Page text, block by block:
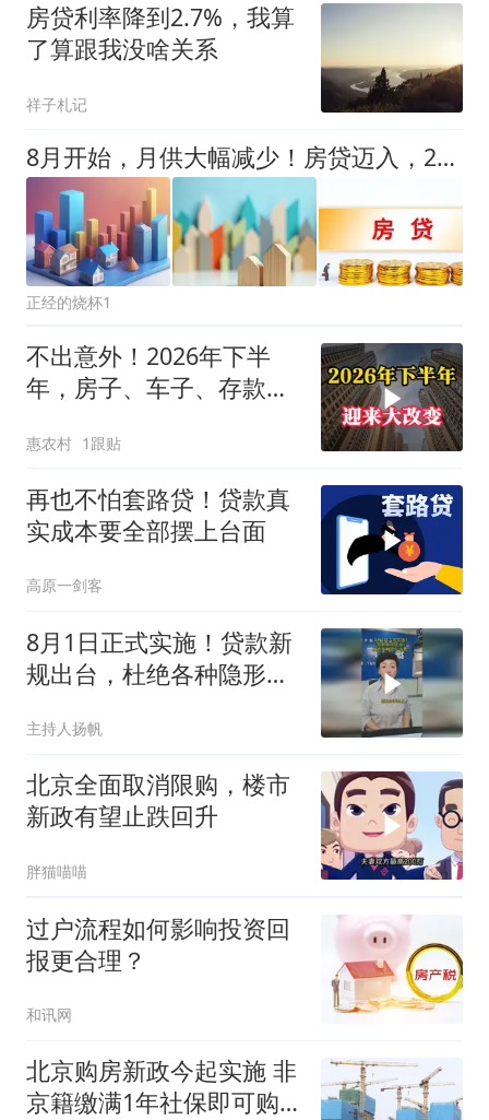
房贷利率降到2.7%，我算
了算跟我没啥关系
祥子札记
8月开始，月供大幅减少！房贷迈入，2%，低利率时代，贴息惠及谁？
正经的烧杯1
不出意外！2026年下半
年，房子、车子、存款或
惠农村 1跟贴
再也不怕套路贷！贷款真
实成本要全部摆上台面
高原一剑客
8月1日正式实施！贷款新
规出台，杜绝各种隐形收
主持人扬帆
北京全面取消限购，楼市
新政有望止跌回升
胖猫喵喵
过户流程如何影响投资回
报更合理？
和讯网
北京购房新政今起实施 非
京籍缴满1年社保即可购